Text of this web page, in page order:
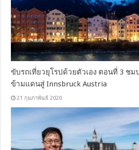
ขับรถเที่ยวยุโรปด้วยตัวเอง ตอนที่ 3 ช
ข้ามแดนสู่ Innsbruck Austria
21 กุมภาพันธ์ 2020